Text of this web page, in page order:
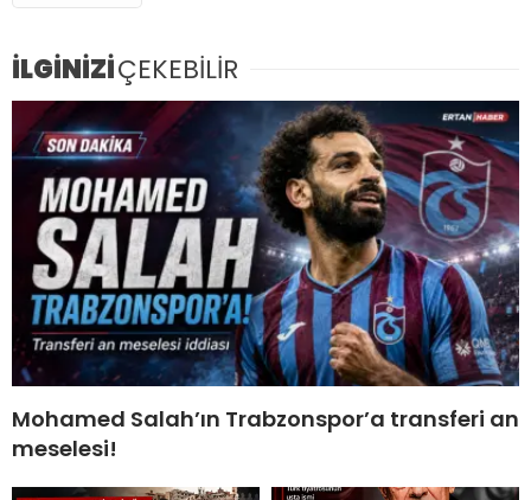
İLGİNİZİÇEKEBİLİR
Mohamed Salah’ın Trabzonspor’a transferi an
meselesi!